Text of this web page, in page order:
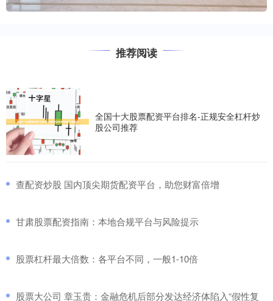
推荐阅读
全国十大股票配资平台排名-正规安全杠杆炒
股公司推荐
​查配资炒股 国内顶尖期货配资平台，助您财富倍增
​甘肃股票配资指南：本地合规平台与风险提示
​股票杠杆最大倍数：各平台不同，一般1-10倍
​股票大公司 章玉贵：金融危机后部分发达经济体陷入“假性复